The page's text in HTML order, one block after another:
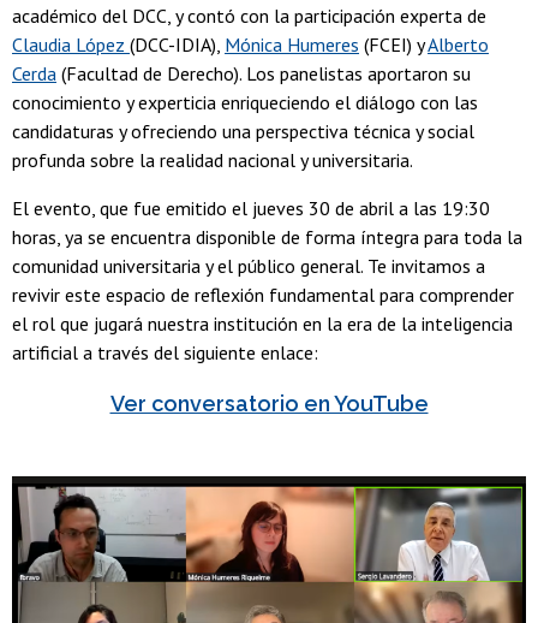
académico del DCC, y contó con la participación experta de
Claudia López (DCC-IDIA), Mónica Humeres (FCEI) yAlberto
Cerda (Facultad de Derecho). Los panelistas aportaron su
conocimiento y experticia enriqueciendo el diálogo con las
candidaturas y ofreciendo una perspectiva técnica y social
profunda sobre la realidad nacional y universitaria.
El evento, que fue emitido el jueves 30 de abril a las 19:30
horas, ya se encuentra disponible de forma íntegra para toda la
comunidad universitaria y el público general. Te invitamos a
revivir este espacio de reflexión fundamental para comprender
el rol que jugará nuestra institución en la era de la inteligencia
artificial a través del siguiente enlace:
Ver conversatorio en YouTube